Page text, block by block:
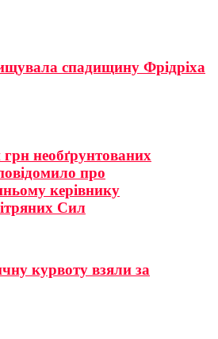
спадищину Фрідріха
необґрунтованих
про
керівнику
Сил
курвоту взяли за